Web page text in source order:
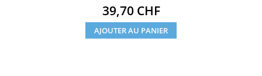
Prix
39,70 CHF
AJOUTER AU PANIER